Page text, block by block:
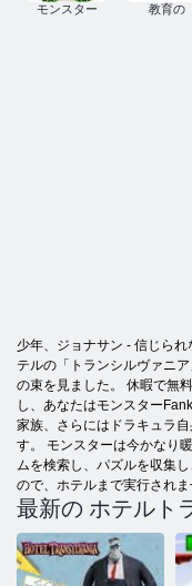
モンスター 教育の
少年、ジョナサン - 信じら
テルの「トランシルヴァニ
の束を見ました。 休暇で無
し、あなたはモンスター
家族、さらにはドラキュラ
す。 モンスターは今かなり
ムを検索し、パズルを収集
ので、ホテルまで実行されま
最新の ホテルト